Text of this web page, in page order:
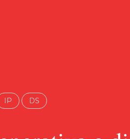
IP DS